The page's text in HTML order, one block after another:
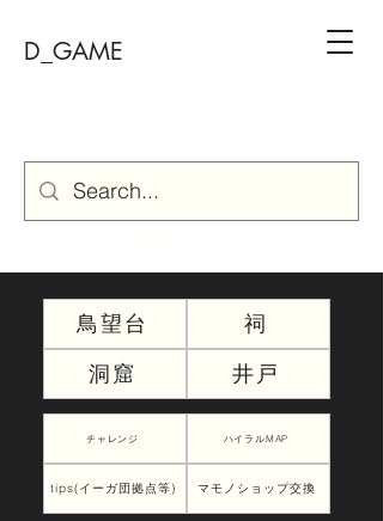
D_GAME
鳥望台
祠
洞窟
井戸
チャレンジ ハイラルMAP
tips(イーガ団拠点等) マモノショップ交換